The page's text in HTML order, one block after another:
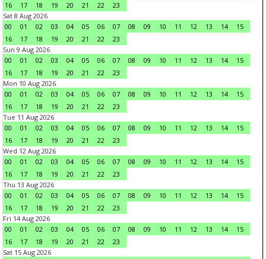
16
17 18 19 20 21 22
23
Sat 8 Aug 2026
00
01 02 03 04 05 06 07 08 09 10 11 12 13 14
15
16
17 18 19 20 21 22
23
Sun 9 Aug 2026
00
01 02 03 04 05 06 07 08 09 10 11 12 13 14
15
16
17 18 19 20 21 22
23
Mon 10 Aug 2026
00
01 02 03 04 05 06 07 08 09 10 11 12 13 14
15
16
17 18 19 20 21 22
23
Tue 11 Aug 2026
00
01 02 03 04 05 06 07 08 09 10 11 12 13 14
15
16
17 18 19 20 21 22
23
Wed 12 Aug 2026
00
01 02 03 04 05 06 07 08 09 10 11 12 13 14
15
16
17 18 19 20 21 22
23
Thu 13 Aug 2026
00
01 02 03 04 05 06 07 08 09 10 11 12 13 14
15
16
17 18 19 20 21 22
23
Fri 14 Aug 2026
00
01 02 03 04 05 06 07 08 09 10 11 12 13 14
15
16
17 18 19 20 21 22
23
Sat 15 Aug 2026